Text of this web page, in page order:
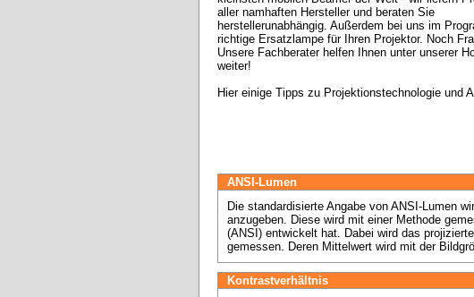
aller namhaften Hersteller und beraten Sie
herstellerunabhängig. Außerdem bei uns im
richtige Ersatzlampe für Ihren Projektor. Noch
Unsere Fachberater helfen Ihnen unter unserer
weiter!
Hier einige Tipps zu Projektionstechnologie und
ANSI-Lumen
Die standardisierte Angabe von ANSI-Lumen
anzugeben. Diese wird mit einer Methode
(ANSI) entwickelt hat. Dabei wird das
Kontrastverhältnis